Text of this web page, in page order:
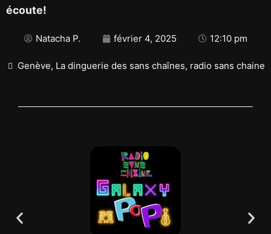
écoute!
Natacha P. février 4, 2025 12:10 pm
Genève, La dinguerie des sans chaînes, radio sans chaine